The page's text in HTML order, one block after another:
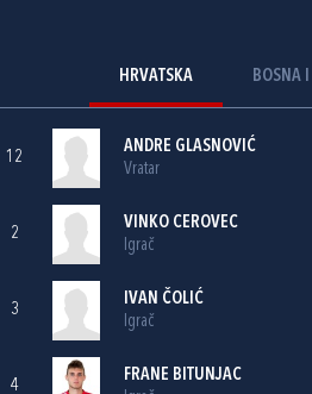
HRVATSKA BOSNA
12
ANDRE GLASNOVIĆ
Vratar
2
VINKO CEROVEC
Igrač
3
IVAN ČOLIĆ
Igrač
4
FRANE BITUNJAC